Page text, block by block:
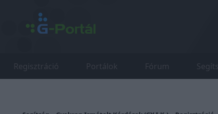
Regisztráció Portálok Fórum